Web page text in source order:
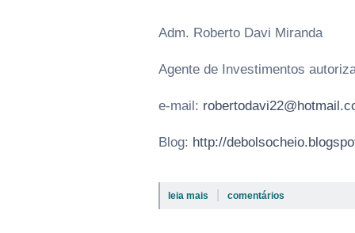
Adm. Roberto Davi Miranda
Agente de Investimentos
e-mail:
Blog: http://
leia mais comentários